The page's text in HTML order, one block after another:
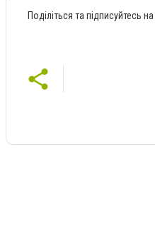
Поділіться та підписуйтесь